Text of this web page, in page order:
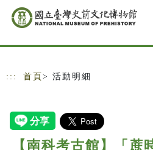
跳到主要內容
網站導覽
::: 首頁 > 活動明細
【南科考古館】「蔗